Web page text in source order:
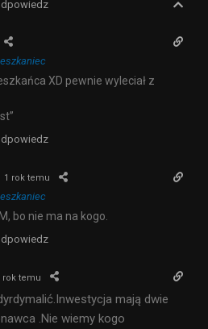
XD pewnie wyleciał z
1 rok temu
bo nie ma na kogo.
rok temu
mają dwie
.Nie wiemy kogo